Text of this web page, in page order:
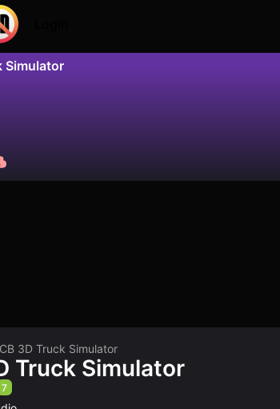
Simulator
3D Truck Simulator
Truck Simulator
7